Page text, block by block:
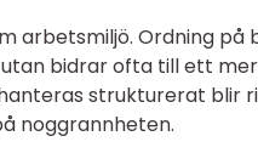
arbetsmiljö. Ordning
utan bidrar ofta till ett
strukturerat blir
noggrannheten.